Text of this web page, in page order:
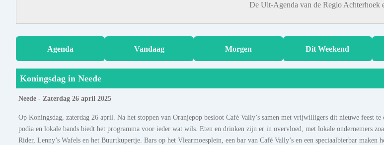
De Uit-Agenda van de Regio Achterhoek
Agenda Vandaag Morgen Dit Weekend
Koningsdag in Neede
Neede - Zaterdag 26 april 2025
Op Koningsdag, zaterdag 26 april. Na het stoppen van Oranjepop besloot Café Vally’s samen met vrijwilligers dit nieuwe feest te
podia en lokale bands biedt het programma voor ieder wat wils. Eten en drinken zijn er in overvloed, met lokale ondernemers
Rider, Lenny’s Wafels en het Buurtkupertje. Bars op het Vlearmoesplein, een bar van Café Vally’s en een speciaalbierbar maken